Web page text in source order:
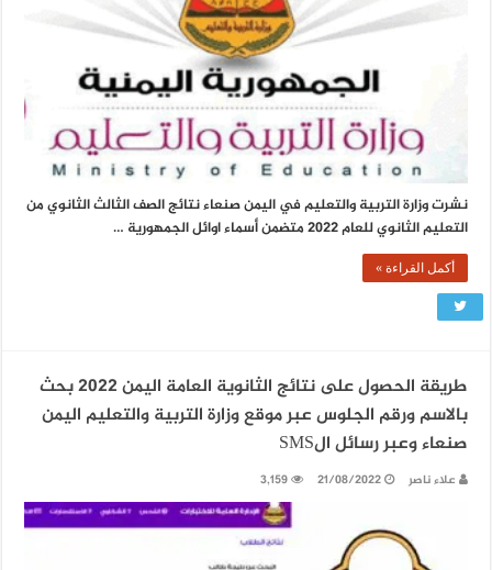
نشرت وزارة التربية والتعليم في اليمن صنعاء نتائج الصف الثالث الثانوي من
التعليم الثانوي للعام 2022 متضمن أسماء اوائل الجمهورية …
أكمل القراءة »
طريقة الحصول على نتائج الثانوية العامة اليمن 2022 بحث
بالاسم ورقم الجلوس عبر موقع وزارة التربية والتعليم اليمن
صنعاء وعبر رسائل الSMS
علاء ناصر 21/08/2022
3,159